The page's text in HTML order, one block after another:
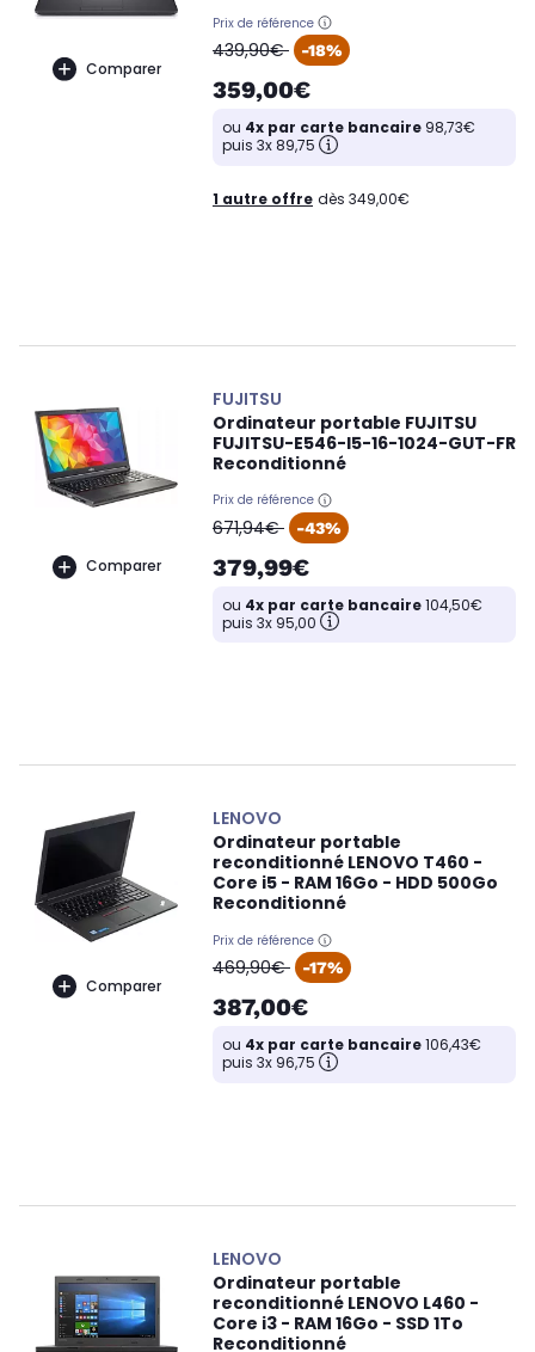
Comparer
Prix de référence
oldPrice
439,90€ -18%
359,00€
ou 4x par carte bancaire 98,73€
puis 3x 89,75
1 autre offre dès 349,00€
Comparer
FUJITSU
Ordinateur portable FUJITSU
FUJITSU-E546-I5-16-1024-GUT-FR
Reconditionné
Prix de référence
oldPrice
671,94€ -43%
379,99€
ou 4x par carte bancaire104,50€
puis 3x 95,00
Comparer
LENOVO
Ordinateur portable
reconditionné LENOVO T460 -
Core i5 - RAM 16Go - HDD 500Go
Reconditionné
Prix de référence
oldPrice
469,90€ -17%
387,00€
ou 4x par carte bancaire106,43€
puis 3x 96,75
LENOVO
Ordinateur portable
reconditionné LENOVO L460 -
Core i3 - RAM 16Go - SSD 1To
Reconditionné